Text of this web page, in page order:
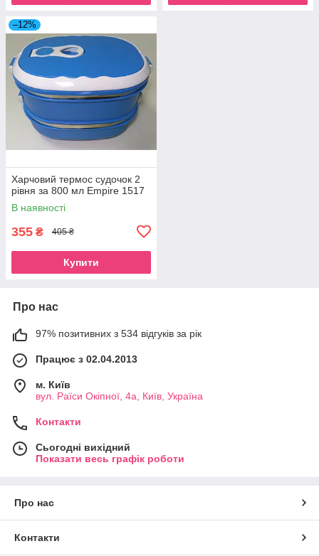
–12%
Харчовий термос судочок 2
рівня за 800 мл Empire 1517
В наявності
355 ₴ 405 ₴
Купити
Про нас
97% позитивних з 534 відгуків за рік
Працює з 02.04.2013
м. Київ
вул. Раїси Окіпної, 4а, Київ, Україна
Контакти
Сьогодні вихідний
Показати весь графік роботи
Про нас
Контакти